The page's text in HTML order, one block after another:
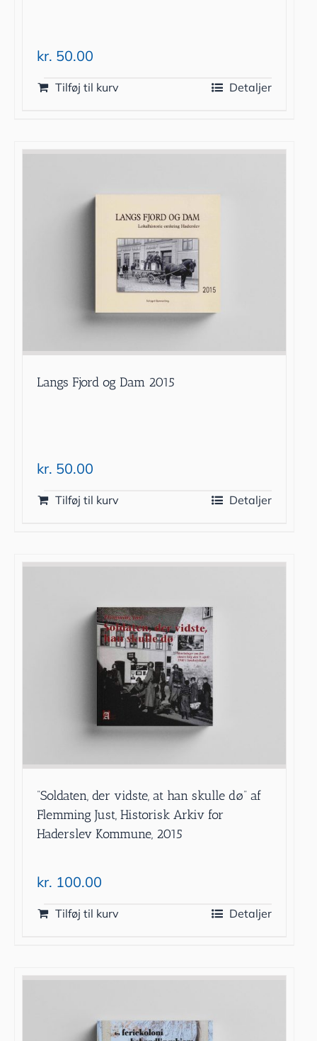
kr. 50.00
Tilføj til kurv Detaljer
Langs Fjord og Dam 2015
kr. 50.00
Tilføj til kurv Detaljer
”Soldaten, der vidste, at han skulle dø” af
Flemming Just, Historisk Arkiv for
Haderslev Kommune, 2015
kr. 100.00
Tilføj til kurv Detaljer